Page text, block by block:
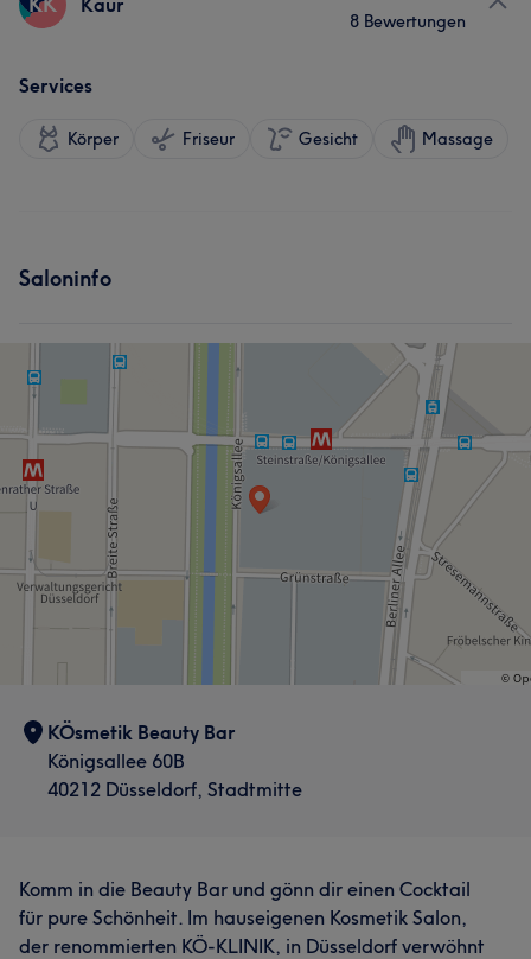
Kaur
8 Bewertungen
Services
Körper Friseur Gesicht Massage
Saloninfo
KÖsmetik Beauty Bar
Königsallee 60B
40212 Düsseldorf, Stadtmitte
Komm in die Beauty Bar und gönn dir einen Cocktail
für pure Schönheit. Im hauseigenen Kosmetik Salon,
der renommierten KÖ-KLINIK, in Düsseldorf verwöhnt